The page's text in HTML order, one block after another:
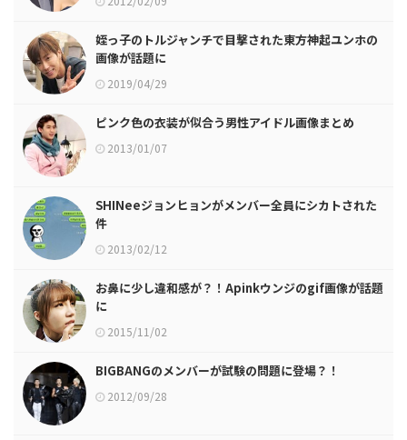
姪っ子のトルジャンチで目撃された東方神起ユンホの
画像が話題に
2019/04/29
ピンク色の衣装が似合う男性アイドル画像まとめ
2013/01/07
SHINeeジョンヒョンがメンバー全員にシカトされた
件
2013/02/12
お鼻に少し違和感が？！Apinkウンジのgif画像が話題
に
2015/11/02
BIGBANGのメンバーが試験の問題に登場？！
2012/09/28